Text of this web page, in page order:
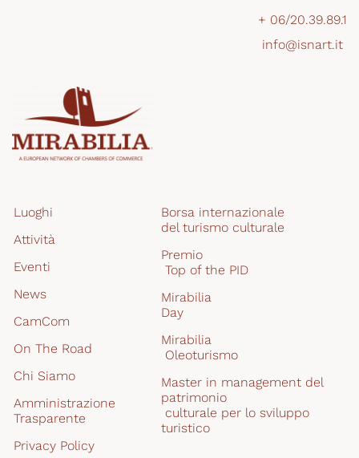
+ 06/20.39.89.1
info@isnart.it
Luoghi
Attività
Eventi
News
CamCom
On The Road
Chi Siamo
Amministrazione
Trasparente
Privacy Policy
Borsa internazionale
del turismo culturale
Premio
Top of the PID
Mirabilia
Day
Mirabilia
Oleoturismo
Master in management del
patrimonio
turistico